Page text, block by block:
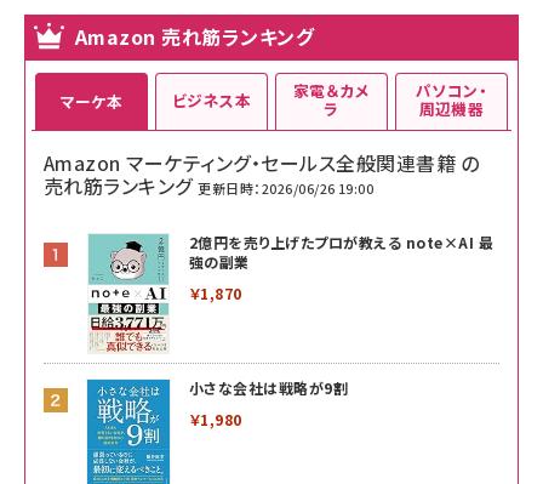
Amazon 売れ筋ランキング
マーケ本
Amazon マーケティング・セールス全般関連書籍 の
売れ筋ランキング 更新日時：2026/06/26 19:00
2億円を売り上げたプロが教える note×AI 最
強の副業
￥1,870
小さな会社は戦略が9割
￥1,980
ビジネス本 家電＆カメ
ラ
パソコン・
周辺機器